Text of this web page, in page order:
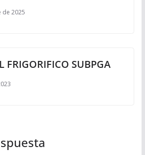
de 2025
FRIGORIFICO SUBPGA